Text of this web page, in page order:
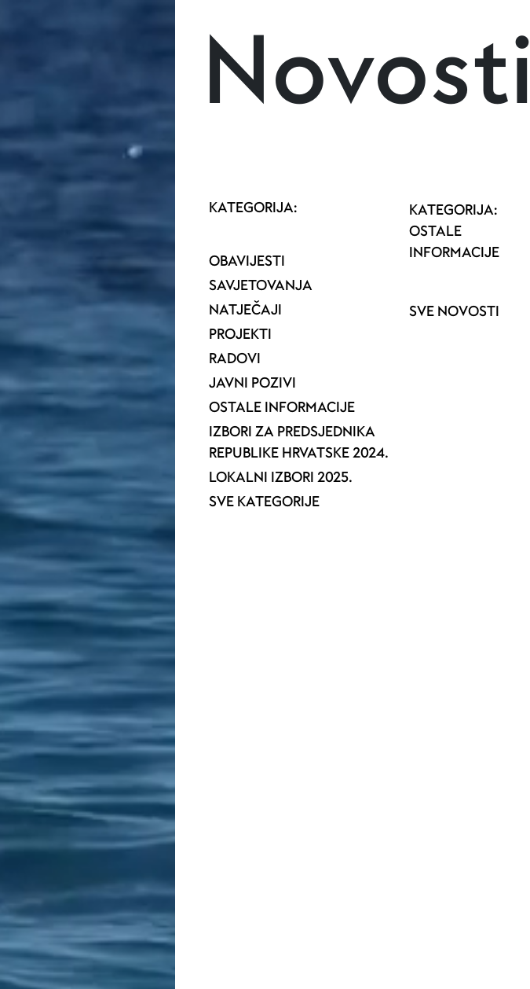
Novosti
KATEGORIJA:
OBAVIJESTI
SAVJETOVANJA
NATJEČAJI
PROJEKTI
RADOVI
JAVNI POZIVI
OSTALE INFORMACIJE
IZBORI ZA PREDSJEDNIKA
REPUBLIKE HRVATSKE 2024.
LOKALNI IZBORI 2025.
SVE KATEGORIJE
KATEGORIJA:
OSTALE
INFORMACIJE
SVE NOVOSTI